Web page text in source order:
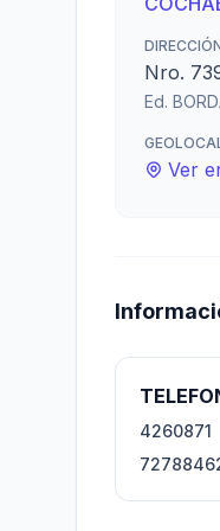
Nro.
Ed.
Ver
4260871